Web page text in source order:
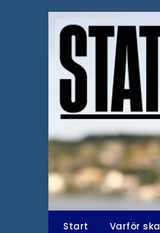
Start Varför